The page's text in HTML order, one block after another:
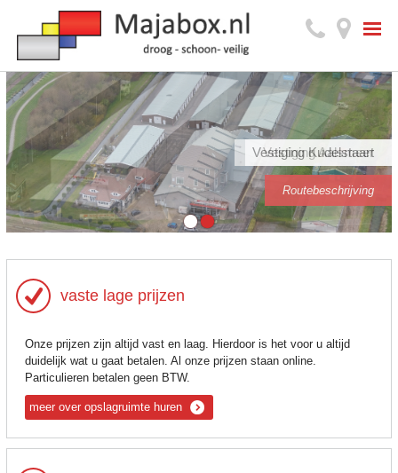
Vestiging Kudelstaart
Routebeschrijving
Vestiging Aalsmeer
Routebeschrijving
vaste lage prijzen
Onze prijzen zijn altijd vast en laag. Hierdoor is het voor u altijd
duidelijk wat u gaat betalen. Al onze prijzen staan online.
Particulieren betalen geen BTW.
meer over opslagruimte huren